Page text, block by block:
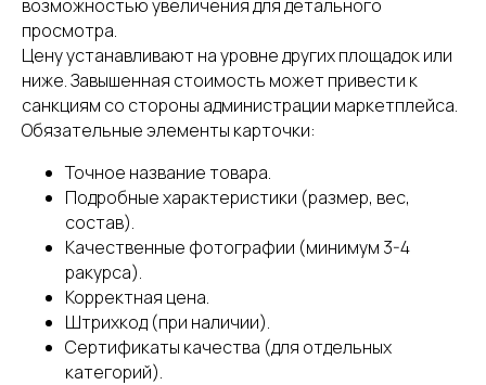
возможностью увеличения для детального
просмотра.
Цену устанавливают на уровне других площадок или
ниже. Завышенная стоимость может привести к
санкциям со стороны администрации маркетплейса.
Обязательные элементы карточки:
Точное название товара.
Подробные характеристики (размер, вес,
состав).
Качественные фотографии (минимум 3-4
ракурса).
Корректная цена.
Штрихкод (при наличии).
Сертификаты качества (для отдельных
категорий).